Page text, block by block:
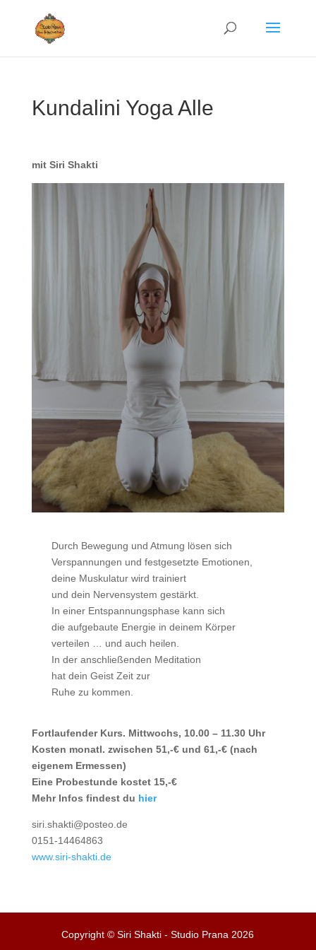
Kundalini Yoga Alle
mit Siri Shakti
Durch Bewegung und Atmung lösen sich
Verspannungen und festgesetzte Emotionen,
deine Muskulatur wird trainiert
und dein Nervensystem gestärkt.
In einer Entspannungsphase kann sich
die aufgebaute Energie in deinem Körper
verteilen … und auch heilen.
In der anschließenden Meditation
hat dein Geist Zeit zur
Ruhe zu kommen.
Fortlaufender Kurs. Mittwochs, 10.00 – 11.30 Uhr
Kosten monatl. zwischen 51,-€ und 61,-€ (nach
eigenem Ermessen)
Eine Probestunde kostet 15,-€
Mehr Infos findest du hier
siri.shakti@posteo.de
0151-14464863
www.siri-shakti.de
Copyright © Siri Shakti - Studio Prana 2026